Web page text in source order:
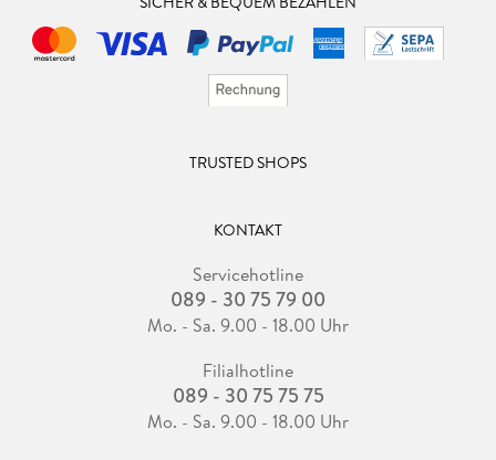
TRUSTED SHOPS
KONTAKT
Servicehotline
089 - 30 75 79 00
Mo. - Sa. 9.00 - 18.00 Uhr
Filialhotline
089 - 30 75 75 75
Mo. - Sa. 9.00 - 18.00 Uhr